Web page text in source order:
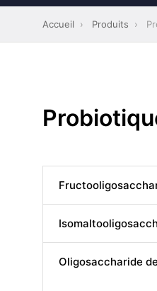
Accueil › Produits ›
Oligosaccharide